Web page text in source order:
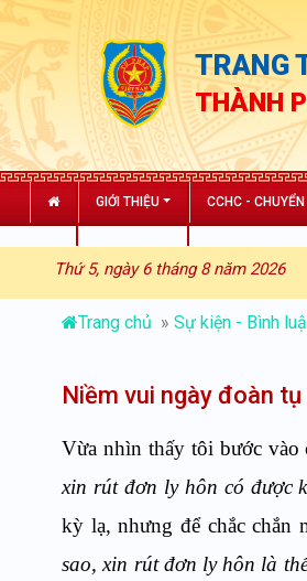
TRANG
THÀNH
GIỚI THIỆU CCHC -
Thứ 5, ngày 6 tháng 8 năm 2026
Trang chủ »Sự kiện - Bình
Niềm vui ngày đoàn tụ
Vừa nhìn thấy tôi bước vào
xin rút đơn ly hôn có được
kỳ lạ, nhưng để chắc chắn
sao, xin rút đơn ly hôn là